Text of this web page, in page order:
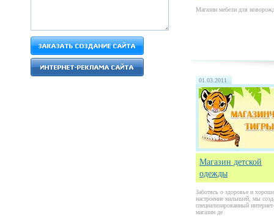
Магазин мебели для
01.03.2011
Магазин детской
одежды
Заботясь о здоровье и
настроение малышей, мы
специализированный интернет-
магазин де